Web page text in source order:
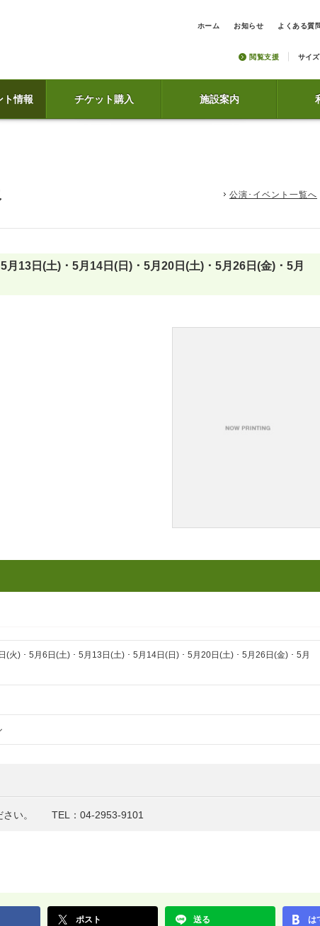
ホーム お知らせ よくある質
閲覧支援 サイズ
ト情報 チケット購入 施設案内
公演･イベント一覧へ
13日(土) ･ 5月14日(日) ･ 5月20日(土) ･ 5月26日(金) ･ 5月
(火) ･ 5月6日(土) ･ 5月13日(土) ･ 5月14日(日) ･ 5月20日(土) ･ 5月26日(金) ･ 5月
さい。 TEL：04-2953-9101
ポスト 送る は